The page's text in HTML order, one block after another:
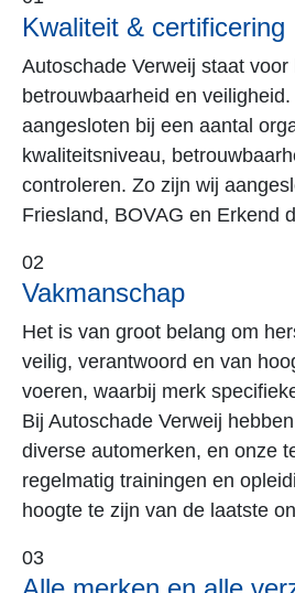
Passend vervangend
Dankzij ons eigen
geschikte vervangende auto of
geven. Bovendien streven we
met energielabel A of B aan te
05
BOVAG-garantie
Als BOVAG-
snel, veilig en vakkundig
geavanceerde technische
opgeleid personeel zorgen wij
na reparatie volledig voldoet
veiligheidsnormen. Bovendien
garantie op het schadeherstel.
06
Erkend Duurzaam
Duurzaamheid vormt een